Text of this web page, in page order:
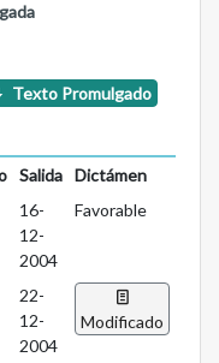
Texto Promulgado
Salida
Dictámen
16-
12-
2004
Favorable
22-
12-
2004
Modificado